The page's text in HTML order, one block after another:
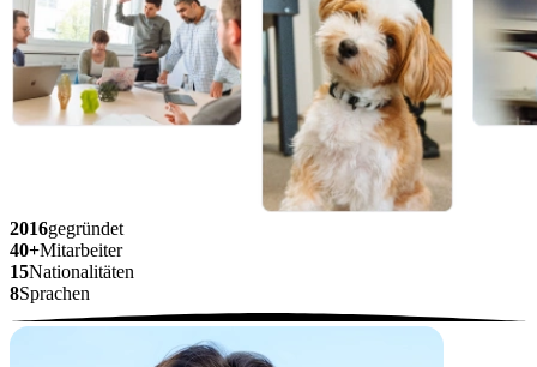
2016gegründet
40+Mitarbeiter
15Nationalitäten
8Sprachen